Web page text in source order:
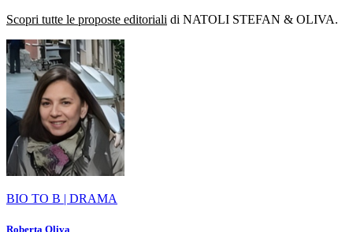
Scopri tutte le proposte editoriali di NATOLI STEFAN & OLIVA.
BIO TO B | DRAMA
Roberta Oliva